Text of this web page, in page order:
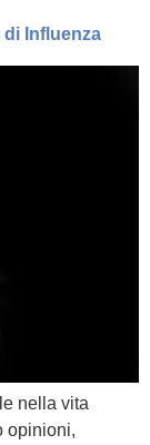
di Influenza
nella vita
opinioni,